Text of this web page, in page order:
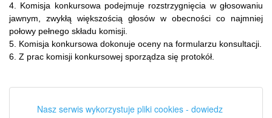
4. Komisja konkursowa podejmuje rozstrzygnięcia w głosowaniu
jawnym, zwykłą większością głosów w obecności co najmniej
połowy pełnego składu komisji.
5. Komisja konkursowa dokonuje oceny na formularzu konsultacji.
6. Z prac komisji konkursowej sporządza się protokół.
Nasz serwis wykorzystuje pliki cookies - dowiedz